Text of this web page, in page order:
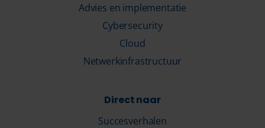
Advies en implementatie
Cybersecurity
Cloud
Netwerkinfrastructuur
Direct naar
Succesverhalen